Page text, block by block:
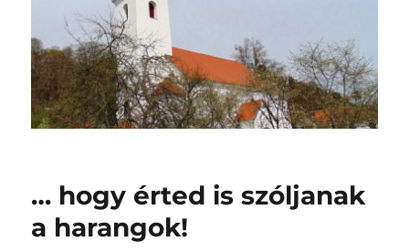
… hogy érted is szóljanak
a harangok!